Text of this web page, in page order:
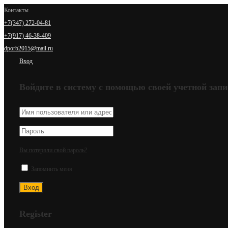
Контакты
+7(347) 272-04-81
+7(917) 46-38-409
dporb2015@mail.ru
Вход
Войдите в систему с помощью своей учетной
Вы потеряли свой пароль?
Запомнить меня
Register